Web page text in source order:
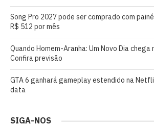
Song Pro 2027 pode ser comprado com
R$ 512 por mês
Quando Homem-Aranha: Um Novo Dia chega
Confira previsão
GTA 6 ganhará gameplay estendido na
data
SIGA-NOS